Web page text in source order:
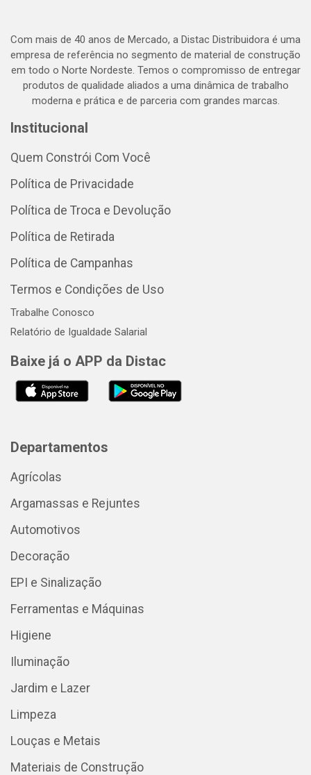
Com mais de 40 anos de Mercado, a Distac Distribuidora é uma
empresa de referência no segmento de material de construção
em todo o Norte Nordeste. Temos o compromisso de entregar
produtos de qualidade aliados a uma dinâmica de trabalho
moderna e prática e de parceria com grandes marcas.
Institucional
Quem Constrói Com Você
Política de Privacidade
Política de Troca e Devolução
Política de Retirada
Política de Campanhas
Termos e Condições de Uso
Trabalhe Conosco
Relatório de Igualdade Salarial
Baixe já o APP da Distac
Departamentos
Agrícolas
Argamassas e Rejuntes
Automotivos
Decoração
EPI e Sinalização
Ferramentas e Máquinas
Higiene
Iluminação
Jardim e Lazer
Limpeza
Louças e Metais
Materiais de Construção